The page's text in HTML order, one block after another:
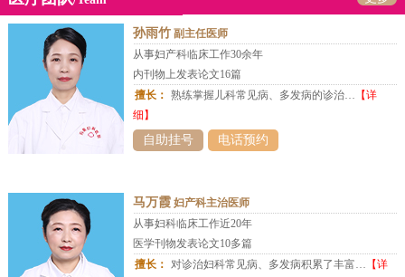
孙雨竹副主任医师
从事妇产科临床工作30余年
内刊物上发表论文16篇
擅长： 熟练掌握儿科常见病、多发病的诊治… 【详
细】
自助挂号 电话预约
马万霞妇产科主治医师
从事妇科临床工作近20年
医学刊物发表论文10多篇
擅长： 对诊治妇科常见病、多发病积累了丰富… 【详